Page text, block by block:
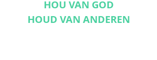
HOU VAN GOD
HOUD VAN ANDEREN